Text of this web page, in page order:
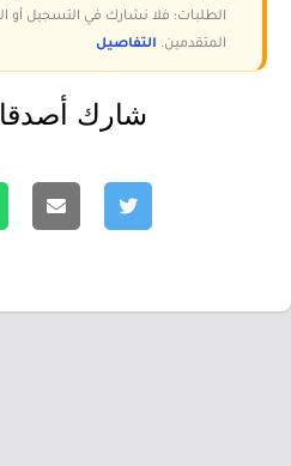
الطلبات؛ فلا نشارك في التسجيل أو
المتقدمين. التفاصيل
شارك